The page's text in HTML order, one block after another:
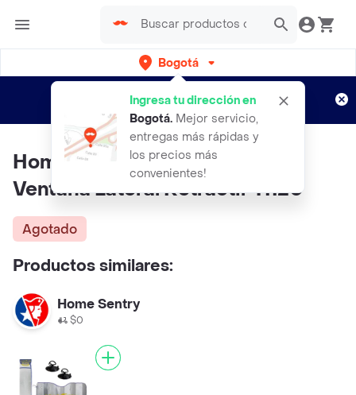
Bogotá
Ingresa tu dirección en
Bogotá. Mejor servicio,
entregas más rápidas y
los precios más
convenientes!
envíos gratis por semanas
Aplican TyC
Home Custom Parasol de Auto
Ventana Lateral Retractil 41120
Agotado
Productos similares:
Home Sentry
$0